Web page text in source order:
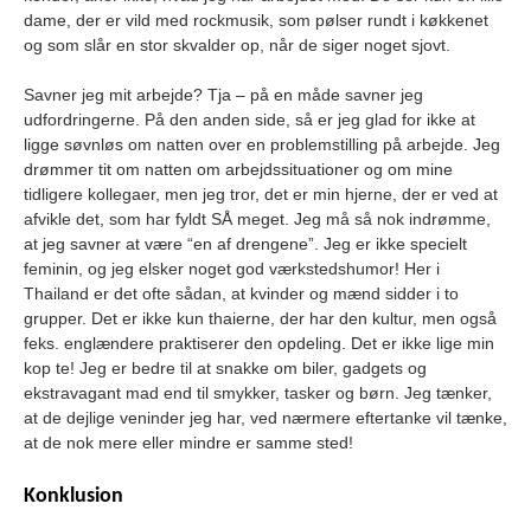
dame, der er vild med rockmusik, som pølser rundt i køkkenet
og som slår en stor skvalder op, når de siger noget sjovt.
Savner jeg mit arbejde? Tja – på en måde savner jeg
udfordringerne. På den anden side, så er jeg glad for ikke at
ligge søvnløs om natten over en problemstilling på arbejde. Jeg
drømmer tit om natten om arbejdssituationer og om mine
tidligere kollegaer, men jeg tror, det er min hjerne, der er ved at
afvikle det, som har fyldt SÅ meget. Jeg må så nok indrømme,
at jeg savner at være “en af drengene”. Jeg er ikke specielt
feminin, og jeg elsker noget god værkstedshumor! Her i
Thailand er det ofte sådan, at kvinder og mænd sidder i to
grupper. Det er ikke kun thaierne, der har den kultur, men også
feks. englændere praktiserer den opdeling. Det er ikke lige min
kop te! Jeg er bedre til at snakke om biler, gadgets og
ekstravagant mad end til smykker, tasker og børn. Jeg tænker,
at de dejlige veninder jeg har, ved nærmere eftertanke vil tænke,
at de nok mere eller mindre er samme sted!
Konklusion